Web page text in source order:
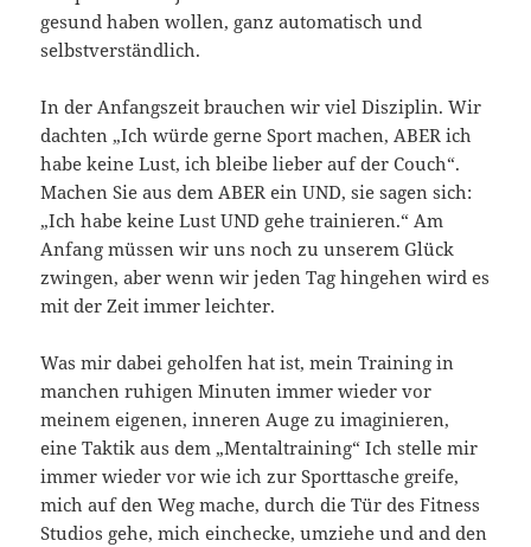
gesund haben wollen, ganz automatisch und
selbstverständlich.
In der Anfangszeit brauchen wir viel Disziplin. Wir
dachten „Ich würde gerne Sport machen, ABER ich
habe keine Lust, ich bleibe lieber auf der Couch“.
Machen Sie aus dem ABER ein UND, sie sagen sich:
„Ich habe keine Lust UND gehe trainieren.“ Am
Anfang müssen wir uns noch zu unserem Glück
zwingen, aber wenn wir jeden Tag hingehen wird es
mit der Zeit immer leichter.
Was mir dabei geholfen hat ist, mein Training in
manchen ruhigen Minuten immer wieder vor
meinem eigenen, inneren Auge zu imaginieren,
eine Taktik aus dem „Mentaltraining“ Ich stelle mir
immer wieder vor wie ich zur Sporttasche greife,
mich auf den Weg mache, durch die Tür des Fitness
Studios gehe, mich einchecke, umziehe und and den